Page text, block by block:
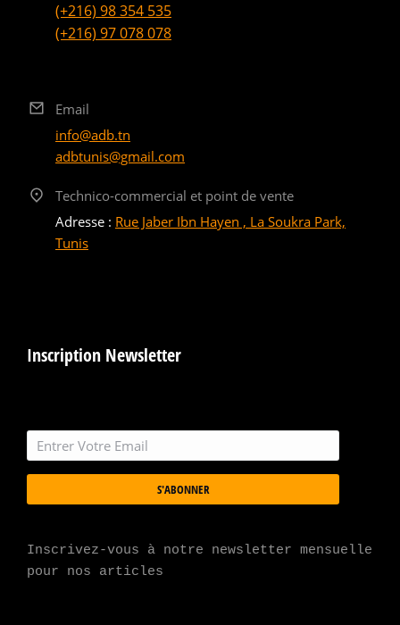
(+216) 98 354 535
(+216) 97 078 078
Email
info@adb.tn
adbtunis@gmail.com
Technico-commercial et point de vente
Adresse : Rue Jaber Ibn Hayen , La Soukra Park,
Tunis
Inscription Newsletter
S'ABONNER
Inscrivez-vous à notre newsletter mensuelle
pour nos articles